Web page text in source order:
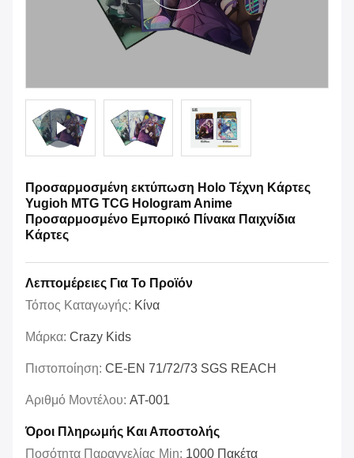
Προσαρμοσμένη εκτύπωση Holo Τέχνη Κάρτες
Yugioh MTG TCG Hologram Anime
Προσαρμοσμένο Εμπορικό Πίνακα Παιχνίδια
Κάρτες
Λεπτομέρειες Για Το Προϊόν
Τόπος Καταγωγής: Κίνα
Μάρκα: Crazy Kids
Πιστοποίηση: CE-EN 71/72/73 SGS REACH
Αριθμό Μοντέλου: AT-001
Όροι Πληρωμής Και Αποστολής
Ποσότητα Παραγγελίας Min: 1000 Πακέτα